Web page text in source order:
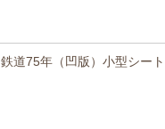
鉄道75年（凹版）小型シート